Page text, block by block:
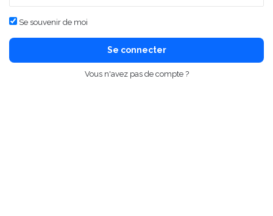
Se souvenir de moi
Se connecter
Vous n'avez pas de compte ?